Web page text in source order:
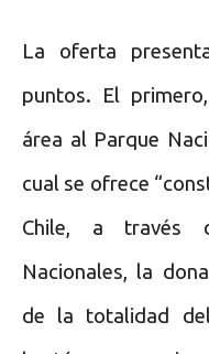
La oferta
puntos. El
área al Parque
cual se ofrece
Chile, a través
Nacionales, la
de la totalidad